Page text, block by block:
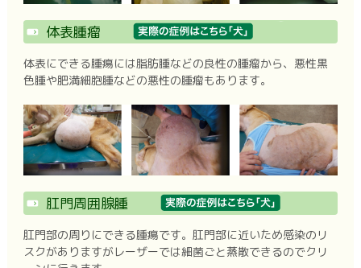
体表腫瘤
体表にできる腫瘍には脂肪腫などの良性の腫瘤から、悪性黒
色腫や肥満細胞腫などの悪性の腫瘤もあります。
肛門周囲腺腫
肛門部の周りにできる腫瘍です。肛門部に近いため感染のリ
スクがありますがレーザーでは細菌ごと蒸散できるのでクリ